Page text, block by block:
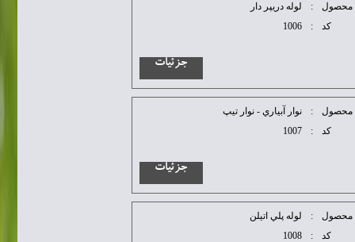
محصول :
لوله دريپر دار
کد
:
1006
جزئیات
محصول :
نوار آبياري - نوار تيپ
کد
:
1007
جزئیات
محصول :
لوله پلي اتيلن
کد
:
1008